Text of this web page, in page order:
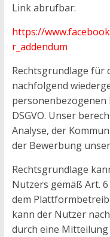
Link abrufbar:
https://
r_addendum
Rechtsgrundlage für
nachfolgend
personenbezogenen
DSGVO. Unser
Analyse, der
der Bewerbung
Rechtsgrundlage
Nutzers gemäß Art. 6
dem
kann der Nutzer
durch eine